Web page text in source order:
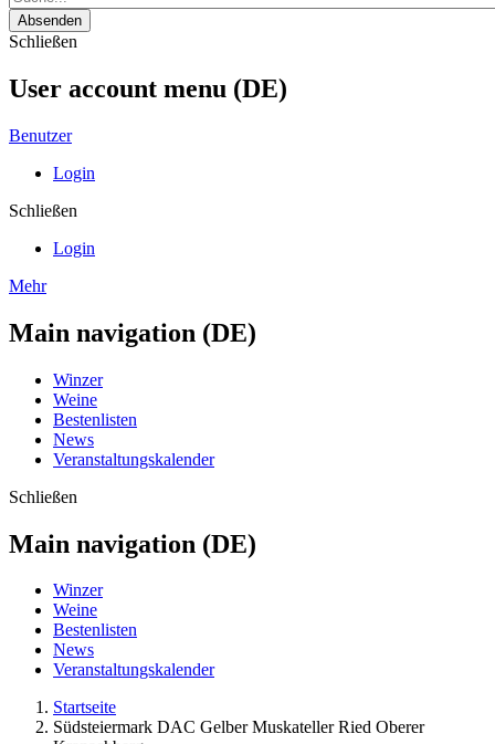
Absenden
Schließen
User account menu (DE)
Benutzer
Login
Schließen
Login
Mehr
Main navigation (DE)
Winzer
Weine
Bestenlisten
News
Veranstaltungskalender
Schließen
Main navigation (DE)
Winzer
Weine
Bestenlisten
News
Veranstaltungskalender
Startseite
Südsteiermark DAC Gelber Muskateller Ried Oberer